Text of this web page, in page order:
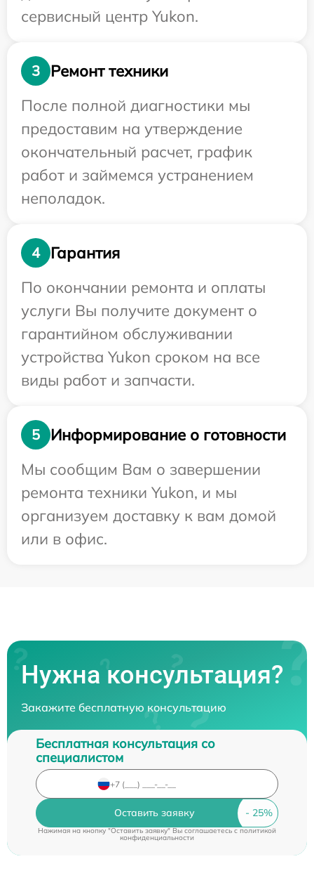
сервисный центр Yukon.
3
Ремонт техники
После полной диагностики мы
предоставим на утверждение
окончательный расчет, график
работ и займемся устранением
неполадок.
4
Гарантия
По окончании ремонта и оплаты
услуги Вы получите документ о
гарантийном обслуживании
устройства Yukon сроком на все
виды работ и запчасти.
5
Информирование о готовности
Мы сообщим Вам о завершении
ремонта техники Yukon, и мы
организуем доставку к вам домой
или в офис.
Нужна консультация?
Закажите бесплатную консультацию
Бесплатная консультация со
специалистом
Оставить заявку
Нажимая на кнопку "Оставить заявку" Вы соглашаетесь c политикой
конфиденциальности